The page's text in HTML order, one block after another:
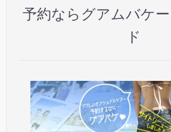
予約ならグアムバケ
ド